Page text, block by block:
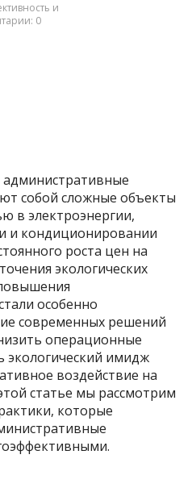
и
0
собой сложные объекты
в электроэнергии,
и кондиционировании
роста цен на
экологических
особенно
современных решений
операционные
экологический имидж
воздействие на
статье мы рассмотрим
которые